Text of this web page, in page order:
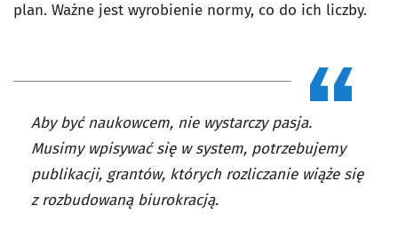
plan. Ważne jest wyrobienie normy, co do ich liczby.
Aby być naukowcem, nie wystarczy pasja.
Musimy wpisywać się w system, potrzebujemy
publikacji, grantów, których rozliczanie wiąże się
z rozbudowaną biurokracją.